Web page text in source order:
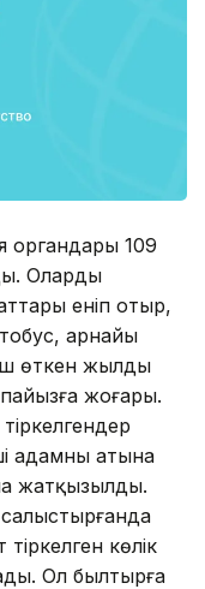
органдары 109
Олардың
еніп отыр,
арнайы
өткен жылдың
пайызға жоғары.
адамның атына
жатқызылды.
көлік
Ол былтырға